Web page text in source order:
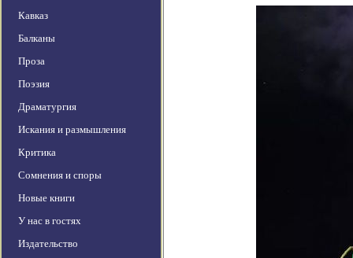
Кавказ
Балканы
Проза
Поэзия
Драматургия
Искания и размышления
Критика
Сомнения и споры
Новые книги
У нас в гостях
Издательство